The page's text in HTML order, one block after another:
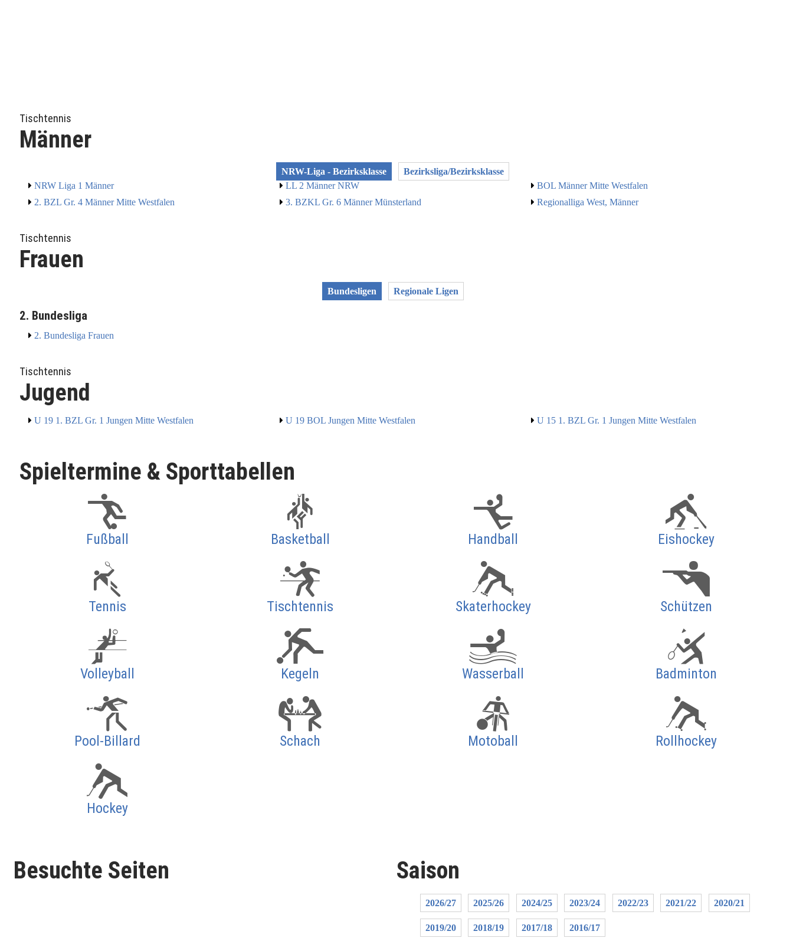
Tischtennis
Männer
NRW-Liga - Bezirksklasse Bezirksliga/Bezirksklasse
NRW Liga 1 Männer LL 2 Männer NRW
BOL Männer Mitte Westfalen
2. BZL Gr. 4 Männer Mitte Westfalen
3. BZKL Gr. 6 Männer Münsterland Regionalliga West, Männer
Tischtennis
Frauen
Bundesligen Regionale Ligen
2. Bundesliga
2. Bundesliga Frauen
Tischtennis
Jugend
U 19 1. BZL Gr. 1 Jungen Mitte Westfalen U 19 BOL Jungen Mitte Westfalen U 15 1. BZL Gr. 1 Jungen Mitte Westfalen
Spieltermine & Sporttabellen
Fußball Basketball Handball Eishockey
Tennis Tischtennis Skaterhockey Schützen
Volleyball Kegeln Wasserball Badminton
Pool-Billard Schach Motoball Rollhockey
Hockey
Besuchte Seiten Saison
2026/27 2025/26 2024/25 2023/24 2022/23 2021/22 2020/21
2019/20 2018/19 2017/18 2016/17